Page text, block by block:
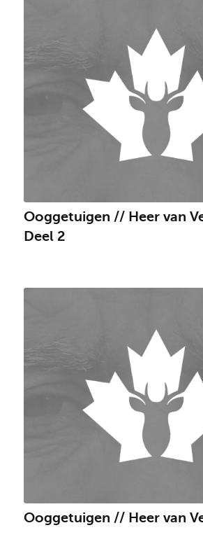
Ooggetuigen // Heer van
Deel 2
Ooggetuigen // Heer van